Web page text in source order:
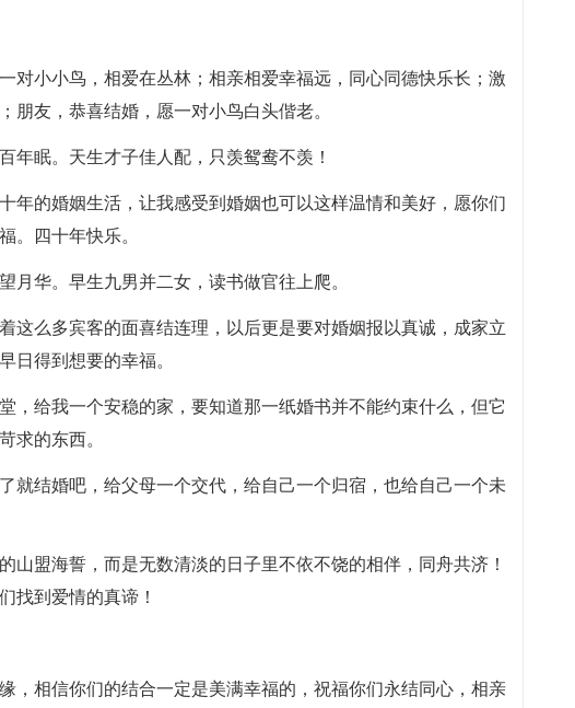
对小小鸟，相爱在丛林；相亲相爱幸福远，同心同德快乐长；激
朋友，恭喜结婚，愿一对小鸟白头偕老。
年眠。天生才子佳人配，只羡鸳鸯不羡！
年的婚姻生活，让我感受到婚姻也可以这样温情和美好，愿你们
。四十年快乐。
月华。早生九男并二女，读书做官往上爬。
这么多宾客的面喜结连理，以后更是要对婚姻报以真诚，成家立
日得到想要的幸福。
，给我一个安稳的家，要知道那一纸婚书并不能约束什么，但它
求的东西。
就结婚吧，给父母一个交代，给自己一个归宿，也给自己一个未
山盟海誓，而是无数清淡的日子里不依不饶的相伴，同舟共济！
找到爱情的真谛！
，相信你们的结合一定是美满幸福的，祝福你们永结同心，相亲